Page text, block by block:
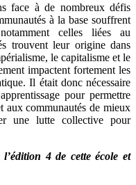
face à de nombreux défis
à la base souffrent
celles liées au
trouvent leur origine dans
le capitalisme et le
impactent fortement les
Il était donc nécessaire
pour permettre
aux communautés de mieux
une lutte collective pour
4 de cette école et